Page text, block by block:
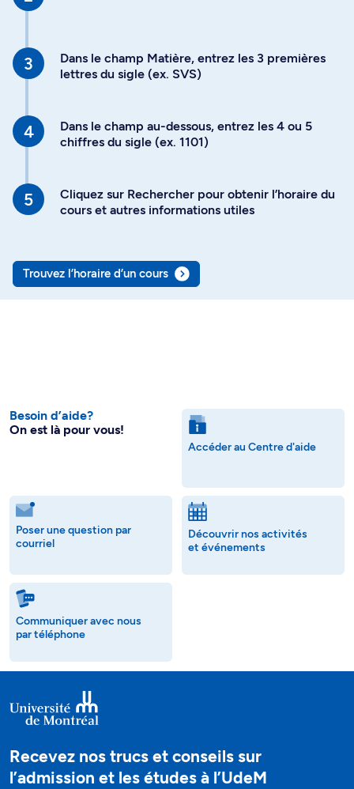
Dans le champ Matière, entrez les 3 premières
lettres du sigle (ex. SVS)
Dans le champ au-dessous, entrez les 4 ou 5
chiffres du sigle (ex. 1101)
Cliquez sur Rechercher pour obtenir l’horaire du
cours et autres informations utiles
Trouvez l’horaire d’un cours
Besoin d’aide?
On est là pour vous!
Accéder au Centre d'aide
Poser une question par
courriel
Découvrir nos activités
et événements
Communiquer avec nous
par téléphone
Recevez nos trucs et conseils sur
l’admission et les études à l’UdeM